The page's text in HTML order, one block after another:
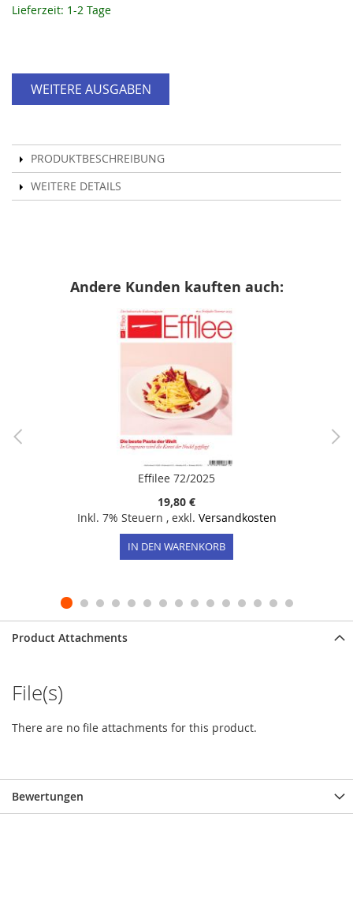
Lieferzeit: 1-2 Tage
WEITERE AUSGABEN
PRODUKTBESCHREIBUNG
WEITERE DETAILS
Andere Kunden kauften auch:
Effilee 72/2025
19,80 €
Inkl. 7% Steuern , exkl. Versandkosten
IN DEN WARENKORB
Product Attachments
File(s)
There are no file attachments for this product.
Bewertungen